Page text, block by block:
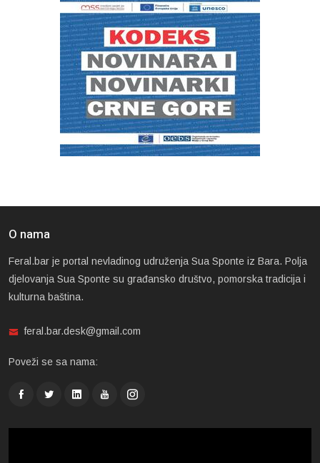
O nama
Feral.bar je portal nevladinog udruženja Sua Sponte iz Bara. Polja
djelovanja Sua Sponte su građansko društvo, pomorska tradicija i
kulturna baština.
feral.bar.desk@gmail.com
Poveži se sa nama: